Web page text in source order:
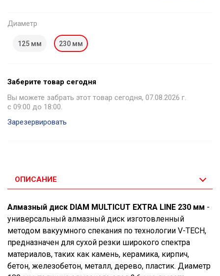
Диаметр
125 мм 230 мм
Заберите товар сегодня
Вы можете забрать этот товар сегодня, 07.08.2026 г.
с 09:00 до 18:00.
Зарезервировать
ОПИСАНИЕ
Алмазный диск DIAM MULTICUT EXTRA LINE 230 мм -
универсальный алмазный диск изготовленный
методом вакуумного спекания по технологии V-TECH,
предназначен для сухой резки широкого спектра
материалов, таких как камень, керамика, кирпич,
бетон, железобетон, металл, дерево, пластик. Диаметр